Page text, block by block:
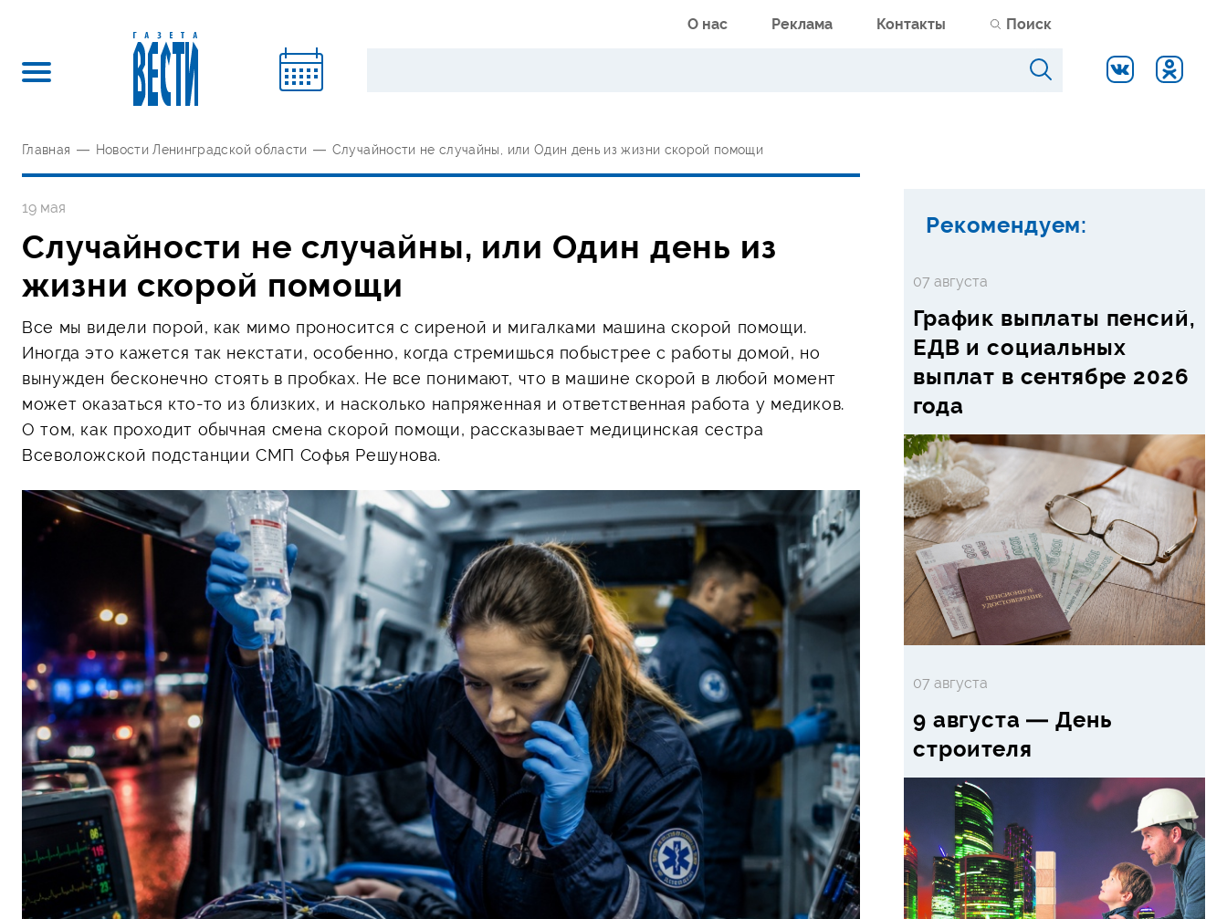
О нас Реклама Контакты Поиск
Главная — Новости Ленинградской области — Случайности не случайны, или Один день из жизни скорой помощи
19 мая
Случайности не случайны, или Один день из
жизни скорой помощи
Все мы видели порой, как мимо проносится с сиреной и мигалками машина скорой помощи.
Иногда это кажется так некстати, особенно, когда стремишься побыстрее с работы домой, но
вынужден бесконечно стоять в пробках. Не все понимают, что в машине скорой в любой момент
может оказаться кто-то из близких, и насколько напряженная и ответственная работа у медиков.
О том, как проходит обычная смена скорой помощи, рассказывает медицинская сестра
Всеволожской подстанции СМП Софья Решунова.
Рекомендуем:
07 августа
График выплаты пенсий,
ЕДВ и социальных
выплат в сентябре 2026
года
07 августа
9 августа — День
строителя